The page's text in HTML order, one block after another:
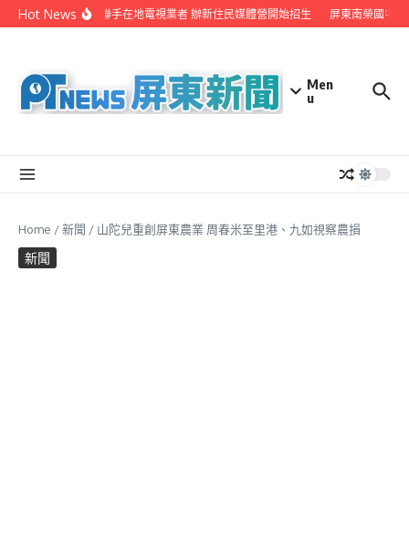
Skip to content
Hot News屏縣府聯手在地電視業者 辦新住民媒體營開始招生 屏東南榮國中
Men
u
Home /新聞 / 山陀兒重創屏東農業 周春米至里港、九如視察農損
新聞